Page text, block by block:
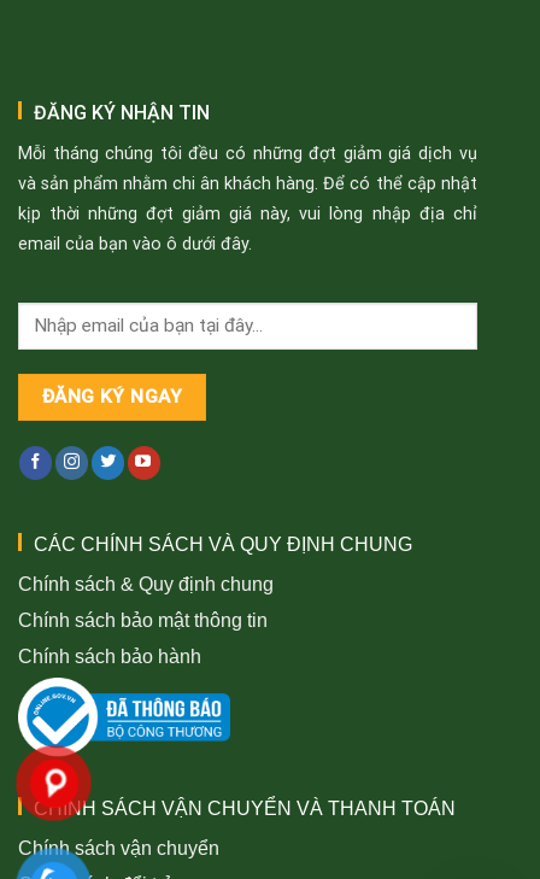
ĐĂNG KÝ NHẬN TIN
Mỗi tháng chúng tôi đều có những đợt giảm giá dịch vụ
và sản phẩm nhằm chi ân khách hàng. Để có thể cập nhật
kịp thời những đợt giảm giá này, vui lòng nhập địa chỉ
email của bạn vào ô dưới đây.
CÁC CHÍNH SÁCH VÀ QUY ĐỊNH CHUNG
Chính sách & Quy định chung
Chính sách bảo mật thông tin
Chính sách bảo hành
CHÍNH SÁCH VẬN CHUYỂN VÀ THANH TOÁN
Chính sách vận chuyển